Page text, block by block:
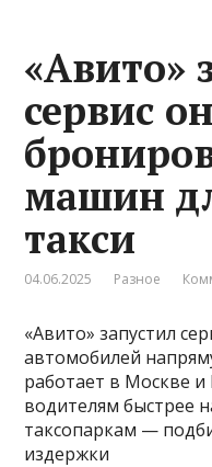
«Авито»
сервис
машин
такси
04.06.2025 Разное
«Авито» запустил
автомобилей
работает в Москве и
водителям быстрее
таксопаркам —
издержки